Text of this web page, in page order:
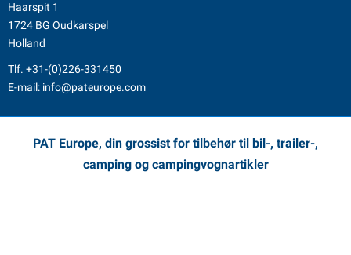
Haarspit 1
1724 BG Oudkarspel
Holland
Tlf. +31-(0)226-331450
E-mail: info@pateurope.com
PAT Europe, din grossist for tilbehør til bil-, trailer-,
camping og campingvognartikler